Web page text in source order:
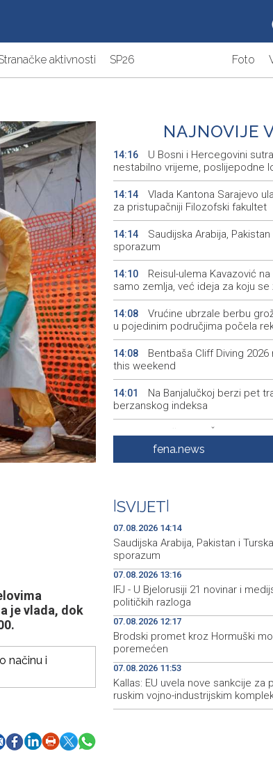
aktivnosti SP26 Foto
je vlada, dok
načinu i
NAJNOVIJE
14:16
U Bosni i Hercegovini
nestabilno vrijeme, poslijepodne
14:14
Vlada Kantona Sarajevo
za pristupačniji Filozofski fakultet
14:14
Saudijska Arabija,
sporazum
14:10
Reisul-ulema Kavazović
samo zemlja, već ideja za koju se
14:08
Vrućine ubrzale berbu
u pojedinim područjima počela
14:08
Bentbaša Cliff Diving
this weekend
14:01
Na Banjalučkoj berzi pet
berzanskog indeksa
Skupština HBŽ-a usvojila
doplatku i rodiljnim naknadama
13:51
Čelnica Norveškog
Infantina na ostavku
fena.news
SVIJET
07.08.2026 14:14
Saudijska Arabija, Pakistan i
sporazum
07.08.2026 13:16
IFJ - U Bjelorusiji 21 novinar i
političkih razloga
07.08.2026 12:17
Brodski promet kroz Hormuški
poremećen
07.08.2026 11:53
Kallas: EU uvela nove sankcije
ruskim vojno-industrijskim